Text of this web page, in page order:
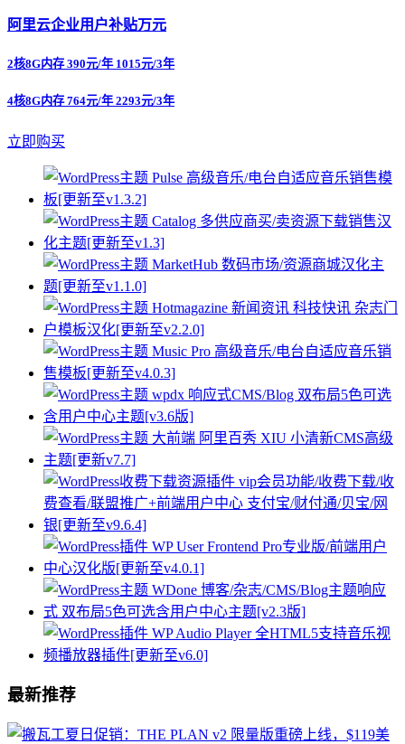
阿里云企业用户补贴万元
2核8G内存 390元/年 1015元/3年
4核8G内存 764元/年 2293元/3年
立即购买
最新推荐